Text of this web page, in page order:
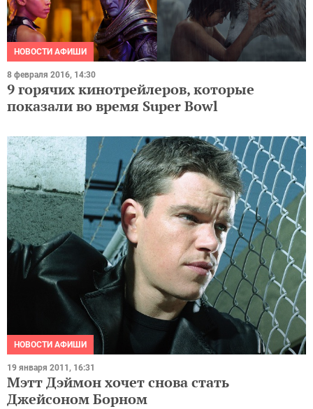
НОВОСТИ АФИШИ
8 февраля 2016, 14:30
9 горячих кинотрейлеров, которые
показали во время Super Bowl
НОВОСТИ АФИШИ
19 января 2011, 16:31
Мэтт Дэймон хочет снова стать
Джейсоном Борном